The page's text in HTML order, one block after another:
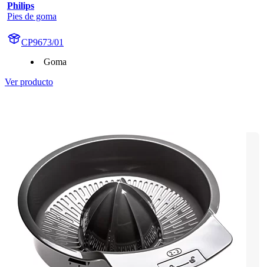
Philips
Pies de goma
CP9673/01
Goma
Ver producto